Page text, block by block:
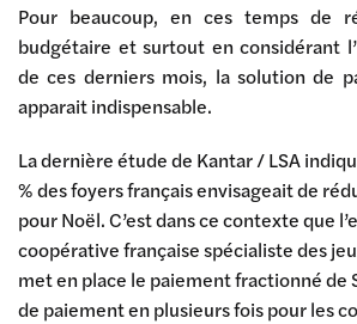
Pour beaucoup, en ces temps de
budgétaire et surtout en considérant
de ces derniers mois, la solution de
apparait indispensable.
La dernière étude de Kantar / LSA
% des foyers français envisageait de
pour Noël. C’est dans ce contexte que
coopérative française spécialiste des
met en place le paiement fractionné de
de paiement en plusieurs fois pour les